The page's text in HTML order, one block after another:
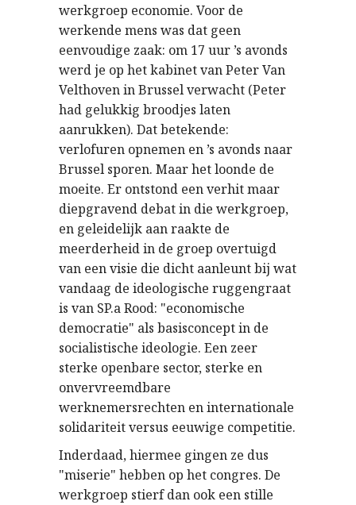
werkgroep economie. Voor de
werkende mens was dat geen
eenvoudige zaak: om 17 uur ’s avonds
werd je op het kabinet van Peter Van
Velthoven in Brussel verwacht (Peter
had gelukkig broodjes laten
aanrukken). Dat betekende:
verlofuren opnemen en ’s avonds naar
Brussel sporen. Maar het loonde de
moeite. Er ontstond een verhit maar
diepgravend debat in die werkgroep,
en geleidelijk aan raakte de
meerderheid in de groep overtuigd
van een visie die dicht aanleunt bij wat
vandaag de ideologische ruggengraat
is van SP.a Rood: "economische
democratie" als basisconcept in de
socialistische ideologie. Een zeer
sterke openbare sector, sterke en
onvervreemdbare
werknemersrechten en internationale
solidariteit versus eeuwige competitie.
Inderdaad, hiermee gingen ze dus
"miserie" hebben op het congres. De
werkgroep stierf dan ook een stille